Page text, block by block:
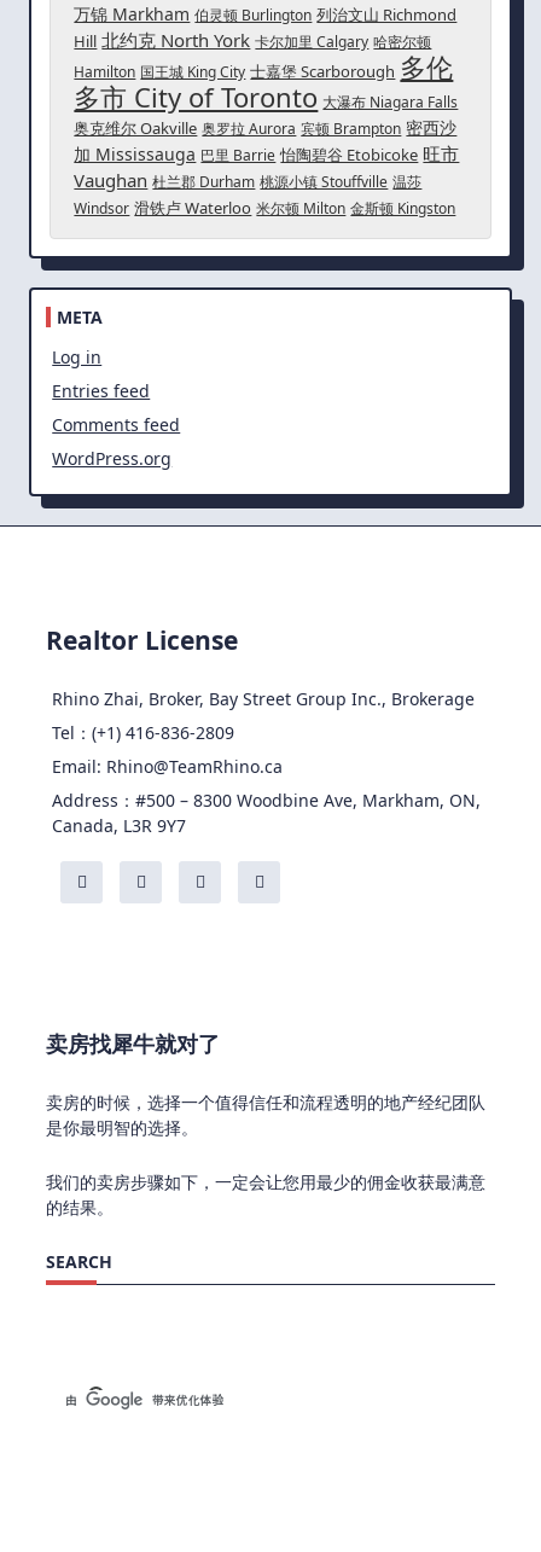
万锦 Markham 伯灵顿 Burlington 列治文山 Richmond
Hill 北约克 North York 卡尔加里 Calgary 哈密尔顿
Hamilton 国王城 King City 士嘉堡 Scarborough 多伦
多市 City of Toronto 大瀑布 Niagara Falls
奥克维尔 Oakville 奥罗拉 Aurora 宾顿 Brampton 密西沙
加 Mississauga 巴里 Barrie 怡陶碧谷 Etobicoke 旺市
Vaughan 杜兰郡 Durham 桃源小镇 Stouffville 温莎
Windsor 滑铁卢 Waterloo 米尔顿 Milton 金斯顿 Kingston
META
Log in
Entries feed
Comments feed
WordPress.org
Realtor License
Rhino Zhai, Broker, Bay Street Group Inc., Brokerage
Tel：(+1) 416-836-2809
Email: Rhino@TeamRhino.ca
Address：#500 – 8300 Woodbine Ave, Markham, ON,
Canada, L3R 9Y7
卖房找犀牛就对了
卖房的时候，选择一个值得信任和流程透明的地产经纪团队
是你最明智的选择。
我们的卖房步骤如下，一定会让您用最少的佣金收获最满意
的结果。
SEARCH